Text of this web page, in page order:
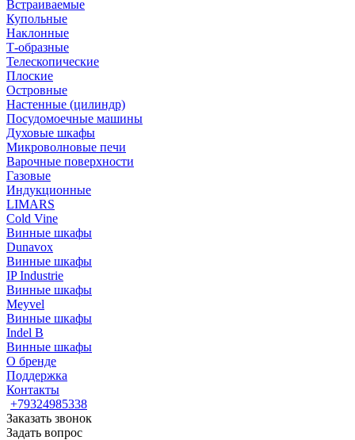
Встраиваемые
Купольные
Наклонные
Т-образные
Телескопические
Плоские
Островные
Настенные (цилиндр)
Посудомоечные машины
Духовые шкафы
Микроволновые печи
Варочные поверхности
Газовые
Индукционные
LIMARS
Cold Vine
Винные шкафы
Dunavox
Винные шкафы
IP Industrie
Винные шкафы
Meyvel
Винные шкафы
Indel B
Винные шкафы
О бренде
Поддержка
Контакты
+79324985338
Заказать звонок
Задать вопрос